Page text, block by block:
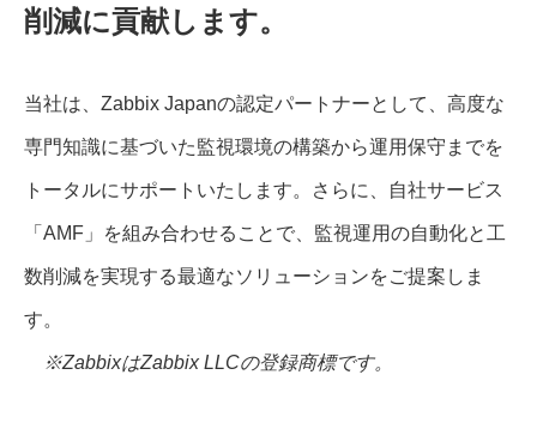
削減に貢献します。
当社は、Zabbix Japanの認定パートナーとして、高度な
専門知識に基づいた監視環境の構築から運用保守までを
トータルにサポートいたします。さらに、自社サービス
「AMF」を組み合わせることで、監視運用の自動化と工
数削減を実現する最適なソリューションをご提案しま
す。
※ZabbixはZabbix LLCの登録商標です。